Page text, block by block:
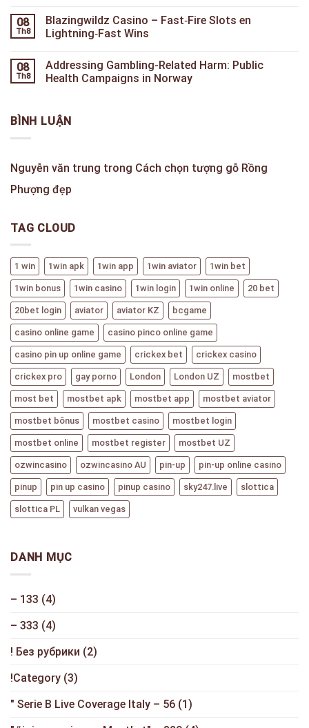
08
Th8
Blazingwildz Casino – Fast‑Fire Slots en
Lightning‑Fast Wins
08
Th8
Addressing Gambling-Related Harm: Public
Health Campaigns in Norway
BÌNH LUẬN
Nguyễn văn trung trong Cách chọn tượng gỗ Rồng
Phượng đẹp
TAG CLOUD
1 win 1win apk 1win app 1win aviator 1win bet
1win bonus 1win casino 1win login 1win online 20 bet
20bet login aviator aviator KZ bcgame
casino online game casino pinco online game
casino pin up online game crickex bet crickex casino
crickex pro gay porno London London UZ mostbet
most bet mostbet apk mostbet app mostbet aviator
mostbet bônus mostbet casino mostbet login
mostbet online mostbet register mostbet UZ
ozwincasino ozwincasino AU pin-up pin-up online casino
pinup pin up casino pinup casino sky247.live slottica
slottica PL vulkan vegas
DANH MỤC
– 133 (4)
– 333 (4)
! Без рубрики (2)
!Category (3)
"️ Serie B Live Coverage Italy – 56 (1)